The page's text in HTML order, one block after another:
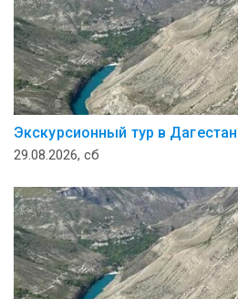
Экскурсионный тур в Дагестан
29.08.2026, сб